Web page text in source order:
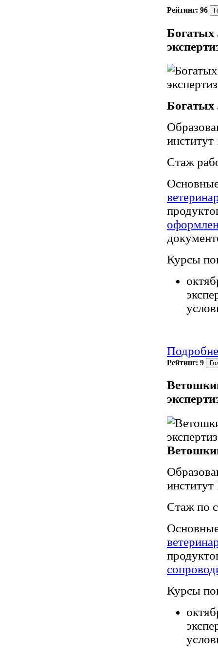
Рейтинг: 96
Богатых
институт
Стаж
Курсы
Рейтинг: 9
институт
Стаж по
Курсы